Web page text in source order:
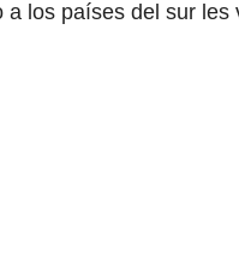
a los países del sur